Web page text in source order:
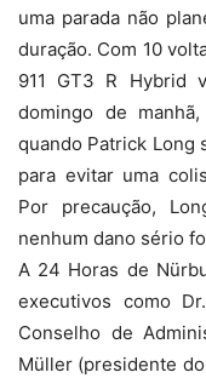
uma parada não
duração. Com 10
911 GT3 R Hybrid
domingo de
quando Patrick Long
para evitar uma
Por precaução,
nenhum dano sério
A 24 Horas de
executivos como
Conselho de
Müller (presidente